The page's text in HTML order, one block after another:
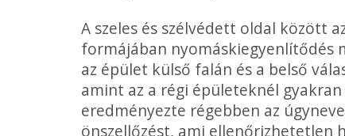
A szeles és szélvédett oldal között
formájában nyomáskiegyen­lítődés
az épület külső falán és a belső
amint az a régi épületeknél
eredmé­nyezte régebben az
önszellőzést, ami ellenőrizhetetlen